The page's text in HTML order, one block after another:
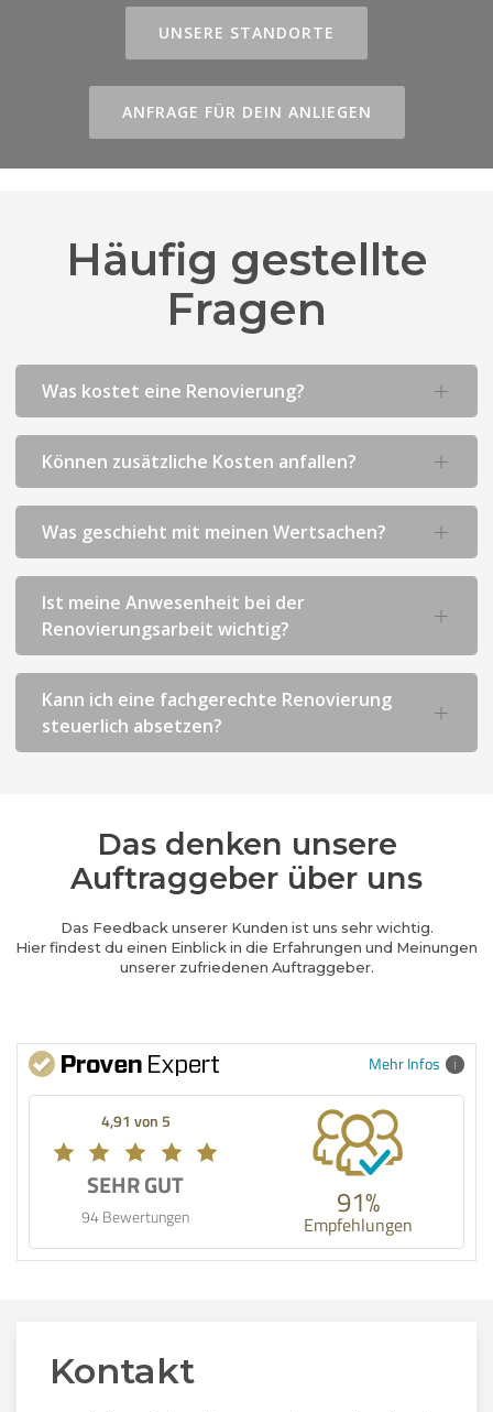
UNSERE STANDORTE
ANFRAGE FÜR DEIN ANLIEGEN
Häufig gestellte
Fragen
Was kostet eine Renovierung?
Können zusätzliche Kosten anfallen?
Was geschieht mit meinen Wertsachen?
Ist meine Anwesenheit bei der
Renovierungsarbeit wichtig?
Kann ich eine fachgerechte Renovierung
steuerlich absetzen?
Das denken unsere
Auftraggeber über uns
Das Feedback unserer Kunden ist uns sehr wichtig.
Hier findest du einen Einblick in die Erfahrungen und Meinungen
unserer zufriedenen Auftraggeber.
Mehr Infos
4,91 von 5
SEHR GUT
94 Bewertungen 91%
Empfehlungen
Kontakt